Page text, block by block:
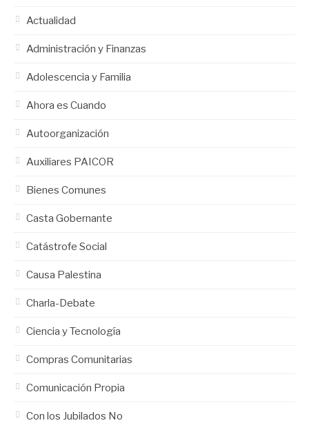
Actualidad
Administración y Finanzas
Adolescencia y Familia
Ahora es Cuando
Autoorganización
Auxiliares PAICOR
Bienes Comunes
Casta Gobernante
Catástrofe Social
Causa Palestina
Charla-Debate
Ciencia y Tecnología
Compras Comunitarias
Comunicación Propia
Con los Jubilados No